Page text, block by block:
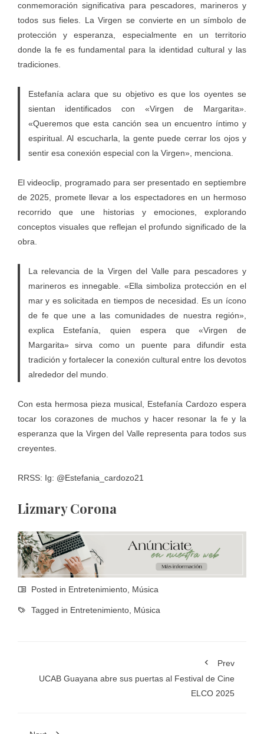
conmemoración significativa para pescadores, marineros y
todos sus fieles. La Virgen se convierte en un símbolo de
protección y esperanza, especialmente en un territorio
donde la fe es fundamental para la identidad cultural y las
tradiciones.
Estefanía aclara que su objetivo es que los oyentes se
sientan identificados con «Virgen de Margarita».
«Queremos que esta canción sea un encuentro íntimo y
espiritual. Al escucharla, la gente puede cerrar los ojos y
sentir esa conexión especial con la Virgen», menciona.
El videoclip, programado para ser presentado en septiembre
de 2025, promete llevar a los espectadores en un hermoso
recorrido que une historias y emociones, explorando
conceptos visuales que reflejan el profundo significado de la
obra.
La relevancia de la Virgen del Valle para pescadores y
marineros es innegable. «Ella simboliza protección en el
mar y es solicitada en tiempos de necesidad. Es un ícono
de fe que une a las comunidades de nuestra región»,
explica Estefanía, quien espera que «Virgen de
Margarita» sirva como un puente para difundir esta
tradición y fortalecer la conexión cultural entre los devotos
alrededor del mundo.
Con esta hermosa pieza musical, Estefanía Cardozo espera
tocar los corazones de muchos y hacer resonar la fe y la
esperanza que la Virgen del Valle representa para todos sus
creyentes.
RRSS: Ig: @Estefania_cardozo21
Lizmary Corona
Posted in Entretenimiento Música
Tagged in Entretenimiento Música
Prev
UCAB Guayana abre sus puertas al Festival de Cine
ELCO 2025